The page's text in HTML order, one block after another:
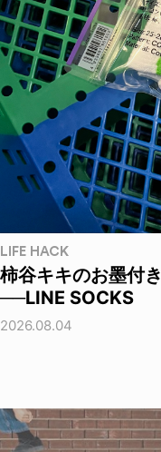
LIFE HACK
柿谷キキのお墨付き
──LINE SOCKS
2026.08.04